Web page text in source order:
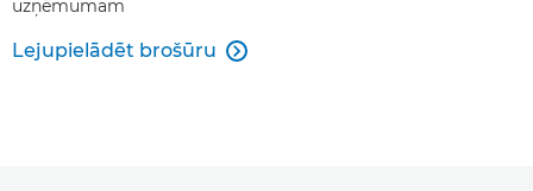
uzņēmumam
Lejupielādēt brošūru 